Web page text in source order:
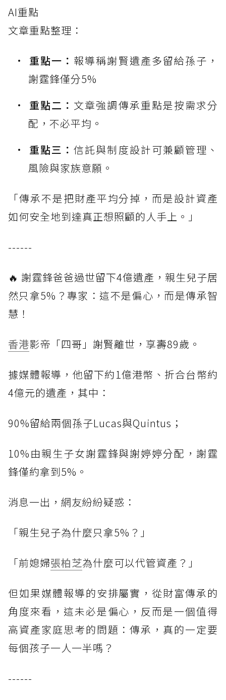
AI重點
文章重點整理：
重點一： 報導稱謝賢遺產多留給孫子，
謝霆鋒僅分5%
重點二： 文章強調傳承重點是按需求分
配，不必平均。
重點三：信託與制度設計可兼顧管理、
風險與家族意願。
「傳承不是把財產平均分掉，而是設計資產
如何安全地到達真正想照顧的人手上。」
------
🔥 謝霆鋒爸爸過世留下4億遺產，親生兒子居
然只拿5%？專家：這不是偏心，而是傳承智
慧！
香港影帝「四哥」謝賢離世，享壽89歲。
據媒體報導，他留下約1億港幣、折合台幣約
4億元的遺產，其中：
90%留給兩個孫子Lucas與Quintus；
10%由親生子女謝霆鋒與謝婷婷分配，謝霆
鋒僅約拿到5%。
消息一出，網友紛紛疑惑：
「親生兒子為什麼只拿5%？」
「前媳婦張柏芝為什麼可以代管資產？」
但如果媒體報導的安排屬實，從財富傳承的
角度來看，這未必是偏心，反而是一個值得
高資產家庭思考的問題：傳承，真的一定要
每個孩子一人一半嗎？
------